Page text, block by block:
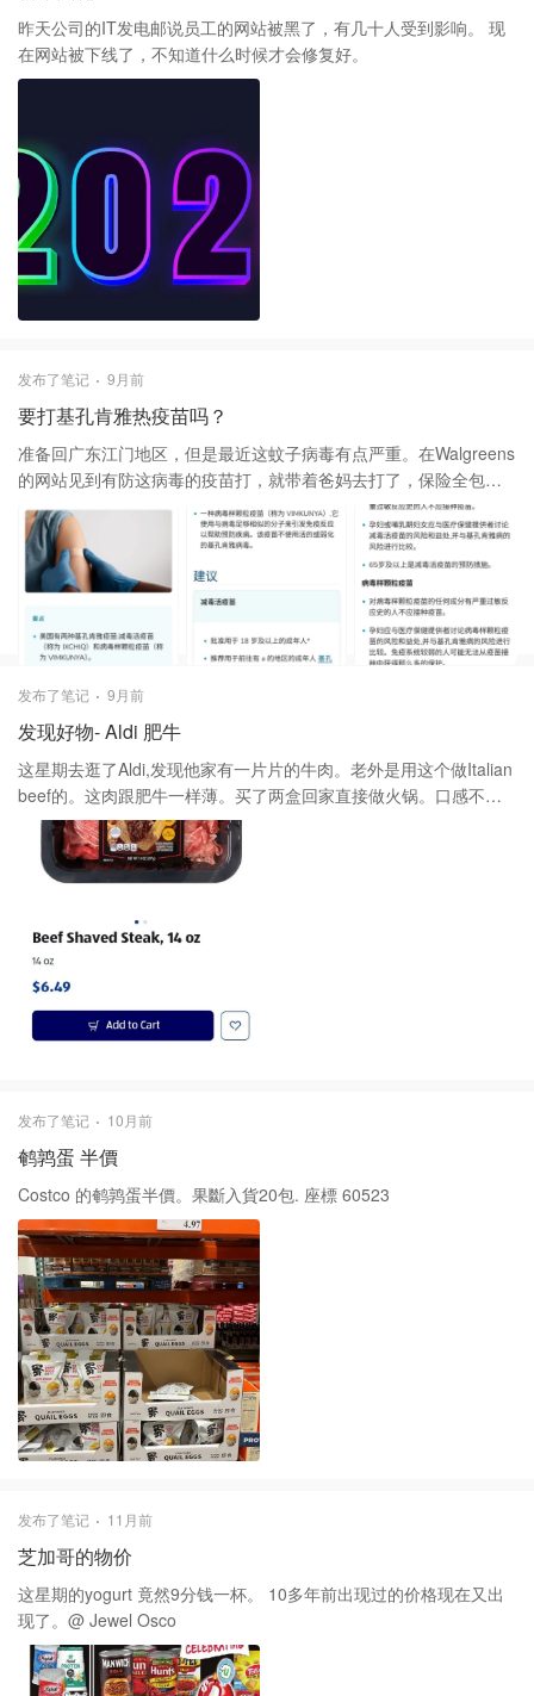
昨天公司的IT发电邮说员工的网站被黑了，有几十人受到影响。 现
在网站被下线了，不知道什么时候才会修复好。
发布了笔记 9月前
要打基孔肯雅热疫苗吗？
准备回广东江门地区，但是最近这蚊子病毒有点严重。在Walgreens
的网站见到有防这病毒的疫苗打，就带着爸妈去打了，保险全包。
最近要回去或者担心这病毒的朋友会不会去打这疫苗？
#Chikungunya vaccine 资料来源：
https://www.cdc.gov/chikungunya/vaccines/index.html
发布了笔记 9月前
发现好物- Aldi 肥牛
这星期去逛了Aldi,发现他家有一片片的牛肉。老外是用这个做Italian
beef的。这肉跟肥牛一样薄。买了两盒回家直接做火锅。口感不
错，就是有些肉很碎。如果家附近没有中超或 Costco，这是一个不
错的代替品。
发布了笔记 10月前
鹌鹑蛋 半價
Costco 的鹌鹑蛋半價。果斷入貨20包. 座標 60523
发布了笔记 11月前
芝加哥的物价
这星期的yogurt 竟然9分钱一杯。 10多年前出现过的价格现在又出
现了。@ Jewel Osco